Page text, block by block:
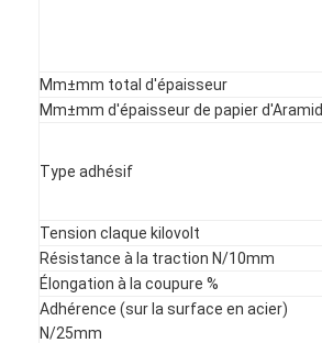
Mm±mm total d'épaisseur
Mm±mm d'épaisseur de papier d'Aramid
Type adhésif
Tension claque kilovolt
Résistance à la traction N/10mm
Élongation à la coupure %
Adhérence (sur la surface en acier)
N/25mm